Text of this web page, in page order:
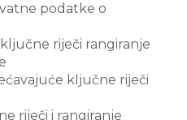
podatke o
riječi rangiranje
ključne riječi
riječi i rangiranje